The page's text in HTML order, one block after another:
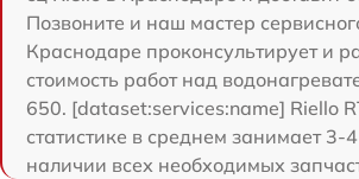
Позвоните и наш мастер
Краснодаре проконсультирует и
стоимость работ над
650. [dataset:services:name] Riello
статистике в среднем занимает 3-
наличии всех необходимых